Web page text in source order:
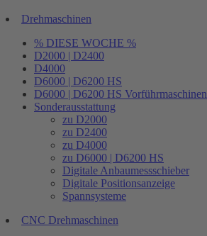
Drehmaschinen
% DIESE WOCHE %
D2000 | D2400
D4000
D6000 | D6200 HS
D6000 | D6200 HS Vorführmaschinen
Sonderausstattung
zu D2000
zu D2400
zu D4000
zu D6000 | D6200 HS
Digitale Anbaumessschieber
Digitale Positionsanzeige
Spannsysteme
CNC Drehmaschinen